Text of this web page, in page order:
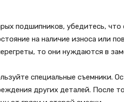
подшипников, убедитесь, что
на наличие износа или
то они нуждаются в
специальные съемники.
других деталей. После